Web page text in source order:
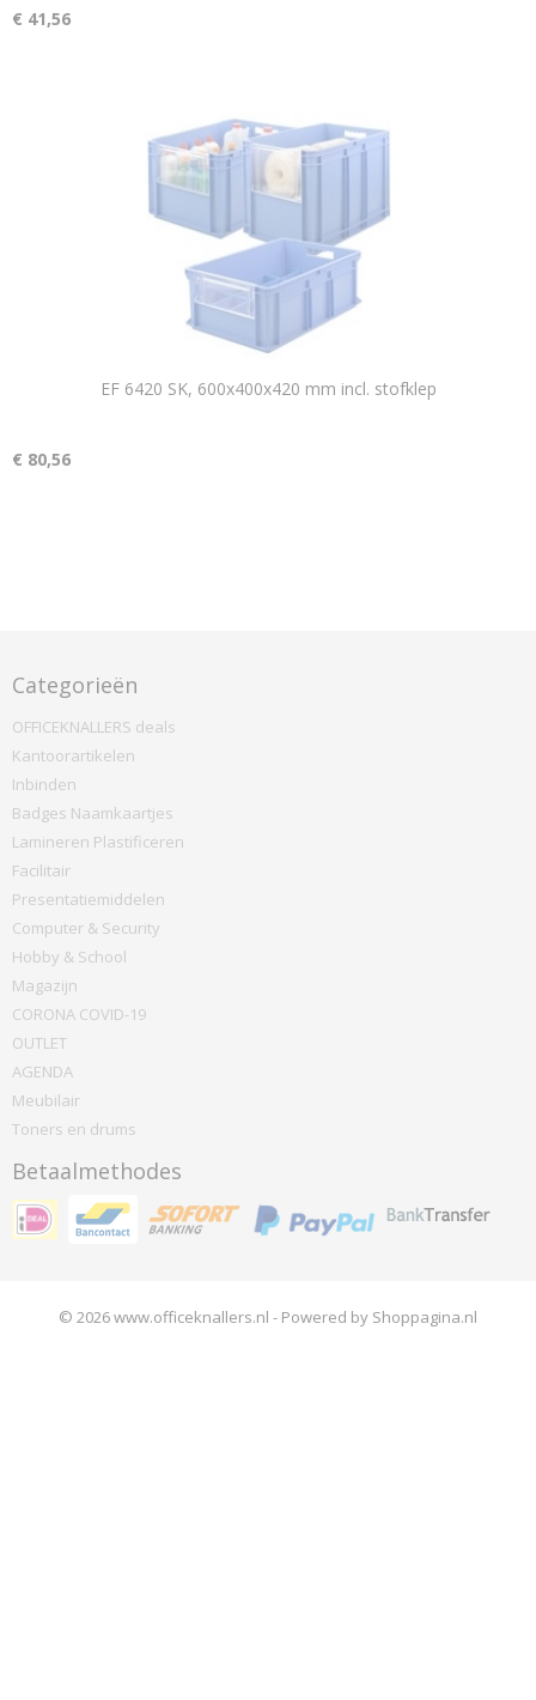
€ 41,56
EF 6420 SK, 600x400x420 mm incl. stofklep
€ 80,56
Categorieën
OFFICEKNALLERS deals
Kantoorartikelen
Inbinden
Badges Naamkaartjes
Lamineren Plastificeren
Facilitair
Presentatiemiddelen
Computer & Security
Hobby & School
Magazijn
CORONA COVID-19
OUTLET
AGENDA
Meubilair
Toners en drums
Betaalmethodes
© 2026 www.officeknallers.nl - Powered by Shoppagina.nl